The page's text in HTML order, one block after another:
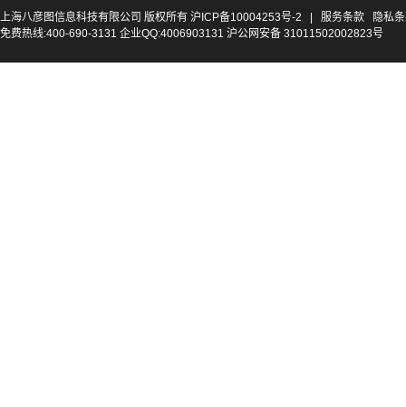
上海八彦图信息科技有限公司 版权所有 沪ICP备10004253号-2 服务条款
隐私
免费热线:400-690-3131 企业QQ:4006903131 沪公网安备 31011502002823号